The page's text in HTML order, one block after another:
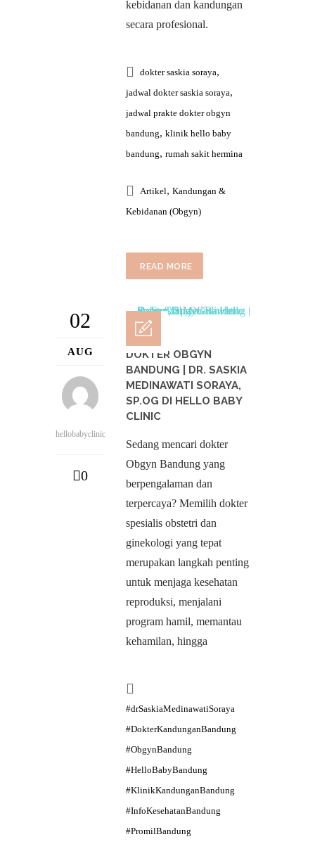
kebidanan dan kandungan
secara profesional.
dokter saskia soraya,
jadwal dokter saskia soraya,
jadwal prakte dokter obgyn
bandung, klinik hello baby
bandung, rumah sakit hermina
Artikel, Kandungan &
Kebidanan (Obgyn)
READ MORE
02
AUG
hellobabyclinic
0
DOKTER OBGYN
BANDUNG | DR. SASKIA
MEDINAWATI SORAYA,
SP.OG DI HELLO BABY
CLINIC
Sedang mencari dokter
Obgyn Bandung yang
berpengalaman dan
terpercaya? Memilih dokter
spesialis obstetri dan
ginekologi yang tepat
merupakan langkah penting
untuk menjaga kesehatan
reproduksi, menjalani
program hamil, memantau
kehamilan, hingga
#drSaskiaMedinawatiSoraya
#DokterKandunganBandung
#ObgynBandung
#HelloBabyBandung
#KlinikKandunganBandung
#InfoKesehatanBandung
#PromilBandung